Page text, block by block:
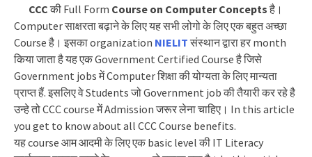
CCCकी Full Form Course on Computer Conceptsहै।
Computer साक्षरता बढ़ाने के लिए यह सभी लोगो के लिए एक बहुत अच्छा
Course है। इसका organization NIELIT संस्थान द्वारा हर month
किया जाता है यह एक Government Certified Course है जिसे
Government jobs में Computer शिक्षा की योग्यता के लिए मान्यता
प्राप्त हैं. इसलिए वे Students जो Government job की तैयारी कर रहे है
उन्हे तो CCC course में Admission जरूर लेना चाहिए। In this article
you get to know about all CCC Course benefits.
यह course आम आदमी के लिए एक basic level की IT Literacy